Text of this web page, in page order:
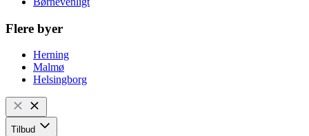
Flere byer
Herning
Malmø
Helsingborg
Tilbud